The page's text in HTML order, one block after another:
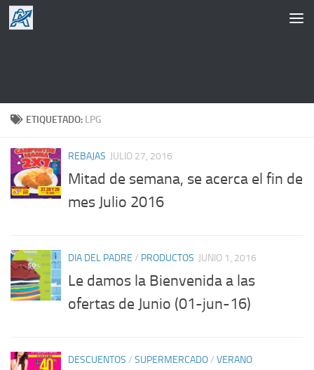
Saltar al contenido
ETIQUETADO: LPG
REBAJAS JULIO 27, 2016
Mitad de semana, se acerca el fin de
mes Julio 2016
DIA DEL PADRE / PRODUCTOS JUNIO 1, 2016
Le damos la Bienvenida a las
ofertas de Junio (01-jun-16)
DESCUENTOS / SUPERMERCADO/ VERANO